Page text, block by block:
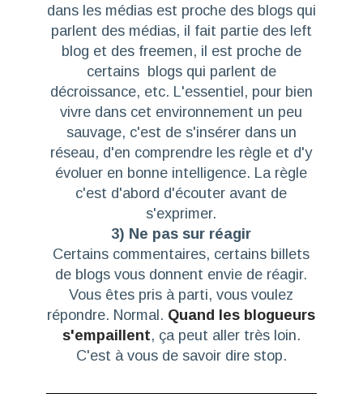
dans les médias est proche des blogs qui
parlent des médias, il fait partie des left
blog et des freemen, il est proche de
certains blogs qui parlent de
décroissance, etc. L'essentiel, pour bien
vivre dans cet environnement un peu
sauvage, c'est de s'insérer dans un
réseau, d'en comprendre les règle et d'y
évoluer en bonne intelligence. La règle
c'est d'abord d'écouter avant de
s'exprimer.
3) Ne pas sur réagir
Certains commentaires, certains billets
de blogs vous donnent envie de réagir.
Vous êtes pris à parti, vous voulez
répondre. Normal. Quand les blogueurs
s'empaillent, ça peut aller très loin.
C'est à vous de savoir dire stop.